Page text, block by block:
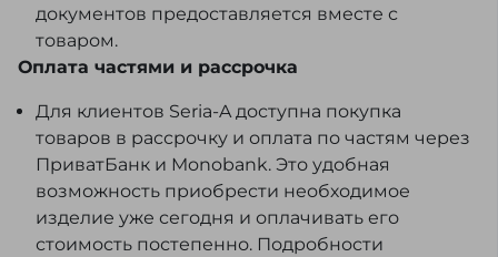
документов предоставляется вместе с
товаром.
Оплата частями и рассрочка
Для клиентов Seria-A доступна покупка
товаров в рассрочку и оплата по частям через
ПриватБанк и Monobank. Это удобная
возможность приобрести необходимое
изделие уже сегодня и оплачивать его
стоимость постепенно. Подробности